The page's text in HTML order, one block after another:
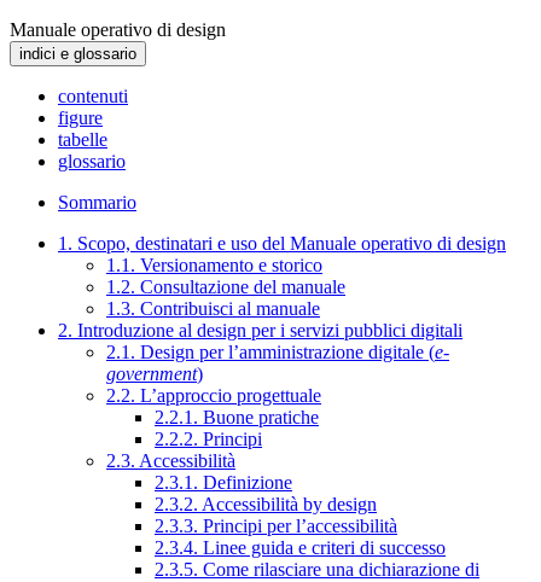
Manuale operativo di design
indici e glossario
contenuti
figure
tabelle
glossario
Sommario
1. Scopo, destinatari e uso del Manuale operativo di design
1.1. Versionamento e storico
1.2. Consultazione del manuale
1.3. Contribuisci al manuale
2. Introduzione al design per i servizi pubblici digitali
2.1. Design per l’amministrazione digitale (e-
government)
2.2. L’approccio progettuale
2.2.1. Buone pratiche
2.2.2. Principi
2.3. Accessibilità
2.3.1. Definizione
2.3.2. Accessibilità by design
2.3.3. Principi per l’accessibilità
2.3.4. Linee guida e criteri di successo
2.3.5. Come rilasciare una dichiarazione di